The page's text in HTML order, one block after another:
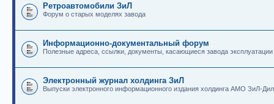
Ретроавтомобили ЗиЛ
Форум о старых моделях завода
Информационно-документальный форум
Полезные адреса, ссылки, документы, касающиеся завода эксплуатации
Электронный журнал холдинга ЗиЛ
Выпуски электронного информационного издания холдинга АМО ЗиЛ-